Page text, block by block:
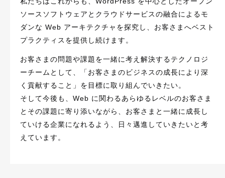
ソースソフトウェアとクラウドサービスの融合によるモ
ダンな Web アーキテクチャを探究し、お客さまへベスト
プラクティスを提供し続けます。
お客さまの問題や課題を一緒に考え解決するテクノロジ
ーチームとして、「お客さまのビジネスの成長により深
く貢献すること」を目標に取り組んでいきたい。
そして今後も、Web に関わるあらゆるレベルのお客さま
とその課題に寄り添いながら、お客さまと一緒に成長し
ていける企業になれるよう、日々邁進していきたいと考
えています。